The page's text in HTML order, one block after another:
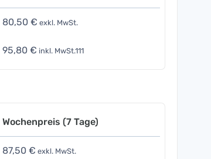
80,50 € exkl. MwSt.
95,80 € inkl. MwSt.111
Wochenpreis (7 Tage)
87,50 € exkl. MwSt.